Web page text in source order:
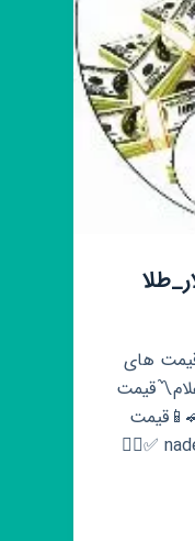
قیمت های
〽️قیمت
خودرو_موبایل 🤟ادمین= @nader_h6873 ✅👇🏻